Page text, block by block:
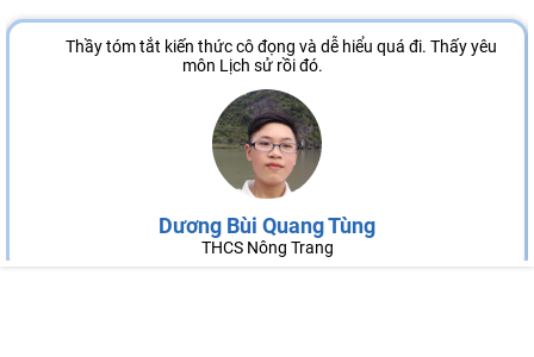
Thầy tóm tắt kiến thức cô đọng và dễ hiểu quá đi. Thấy yêu
môn Lịch sử rồi đó.
Dương Bùi Quang Tùng
THCS Nông Trang